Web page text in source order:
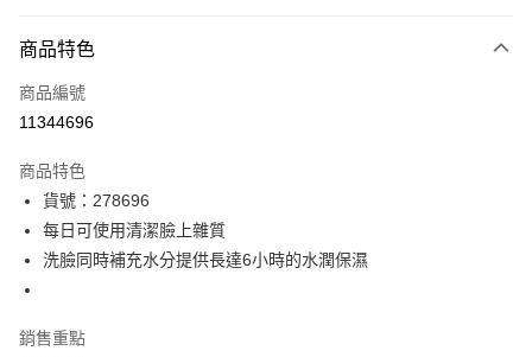
icash Pay
信用卡一次付款
LINE Pay
Apple Pay
悠遊付
商品特色
商品編號
11344696
商品特色
貨號：278696
每日可使用清潔臉上雜質
洗臉同時補充水分提供長達6小時的水潤保濕
銷售重點